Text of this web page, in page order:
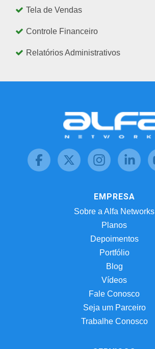
Tela de Vendas
Controle Financeiro
Relatórios Administrativos
EMPRESA
Sobre a Alfa Networks
Planos
Depoimentos
Portfólio
Blog
Vídeos
Fale Conosco
Seja um Parceiro
Trabalhe Conosco